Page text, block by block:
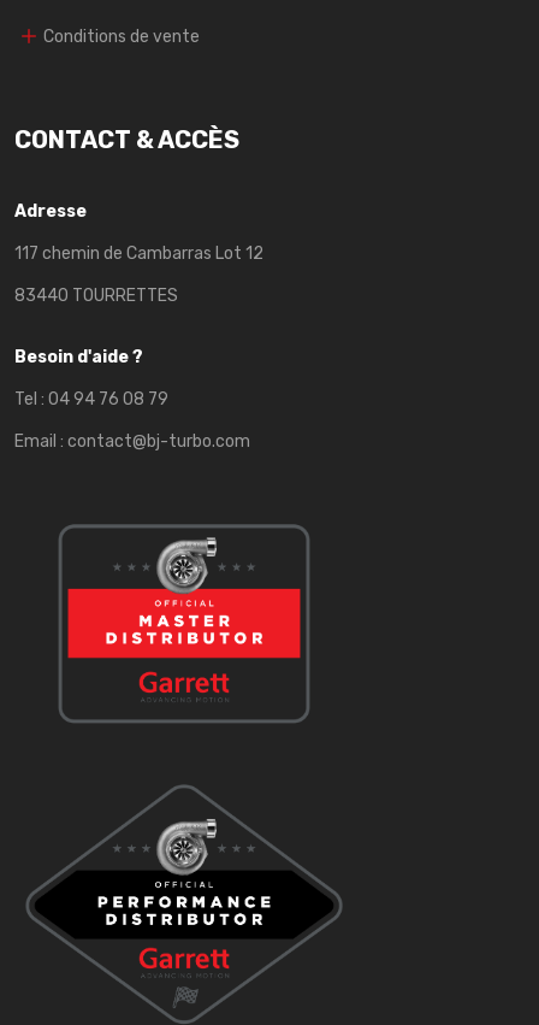
Conditions de vente
CONTACT & ACCÈS
Adresse
117 chemin de Cambarras Lot 12
83440 TOURRETTES
Besoin d'aide ?
Tel : 04 94 76 08 79
Email : contact@bj-turbo.com